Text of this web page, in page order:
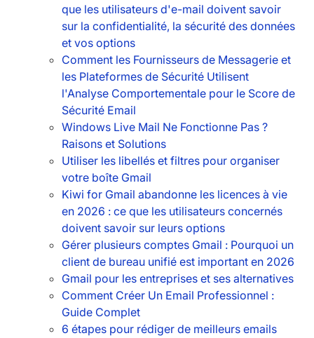
que les utilisateurs d'e-mail doivent savoir
sur la confidentialité, la sécurité des données
et vos options
Comment les Fournisseurs de Messagerie et
les Plateformes de Sécurité Utilisent
l'Analyse Comportementale pour le Score de
Sécurité Email
Windows Live Mail Ne Fonctionne Pas ?
Raisons et Solutions
Utiliser les libellés et filtres pour organiser
votre boîte Gmail
Kiwi for Gmail abandonne les licences à vie
en 2026 : ce que les utilisateurs concernés
doivent savoir sur leurs options
Gérer plusieurs comptes Gmail : Pourquoi un
client de bureau unifié est important en 2026
Gmail pour les entreprises et ses alternatives
Comment Créer Un Email Professionnel :
Guide Complet
6 étapes pour rédiger de meilleurs emails